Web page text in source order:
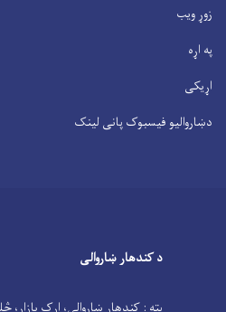
زوړ ویب
په اړه
اړیکی
دښاروالیو فیسبوک پانی لینک
د کندهار ښاروالی